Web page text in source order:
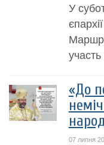
У
«До
07 липня